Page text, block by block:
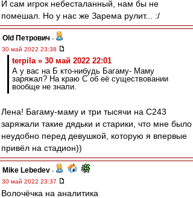
И сам игрок небесталанный, нам бы не
помешал. Но у нас же Зарема рулит... :/
Old Петрович -
30 май 2022 23:38
terpila » 30 май 2022 22:01
А у вас на Б кто-нибудь Багаму- Маму
заряжал? На краю С об её существовании
вообще не знали.
Лена! Багаму-маму и три тысячи на С243
заряжали такие дядьки и старики, что мне было
неудобно перед девушкой, которую я впервые
привёл на стадион))
Mike Lebedev -
30 май 2022 23:37
Волочёчка на аналитика